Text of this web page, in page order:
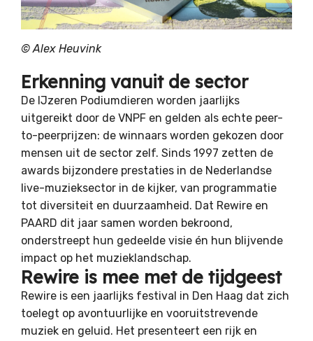
©Alex Heuvink
Erkenning vanuit de sector
De IJzeren Podiumdieren worden jaarlijks
uitgereikt door de VNPF en gelden als echte peer-
to-peerprijzen: de winnaars worden gekozen door
mensen uit de sector zelf. Sinds 1997 zetten de
awards bijzondere prestaties in de Nederlandse
live-muzieksector in de kijker, van programmatie
tot diversiteit en duurzaamheid. Dat Rewire en
PAARD dit jaar samen worden bekroond,
onderstreept hun gedeelde visie én hun blijvende
impact op het muzieklandschap.
Rewire is mee met de tijdgeest
Rewire is een jaarlijks festival in Den Haag dat zich
toelegt op avontuurlijke en vooruitstrevende
muziek en geluid. Het presenteert een rijk en